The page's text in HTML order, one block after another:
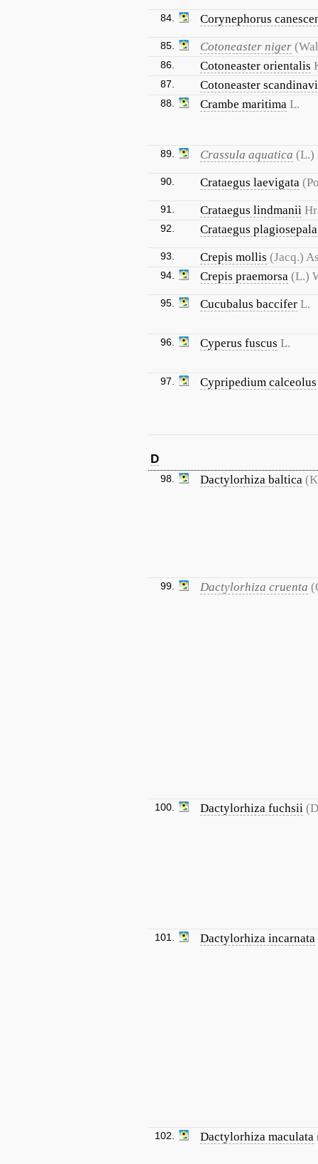
84. Corynephorus
85. Cotoneaster niger
86. Cotoneaster orientalis
87. Cotoneaster
88. Crambe maritima L.
89. Crassula aquatica (L.)
90. Crataegus laevigata
91. Crataegus lindmanii
92. Crataegus plagiosepala
93. Crepis mollis (Jacq.)
94. Crepis praemorsa (L.)
95. Cucubalus baccifer L.
96. Cyperus fuscus L.
97. Cypripedium calceolus
D
98. Dactylorhiza baltica
99. Dactylorhiza cruenta
100. Dactylorhiza fuchsii
101. Dactylorhiza incarnata
102. Dactylorhiza maculata